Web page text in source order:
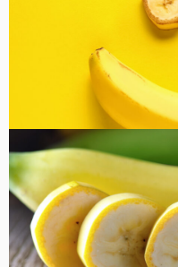
コラム